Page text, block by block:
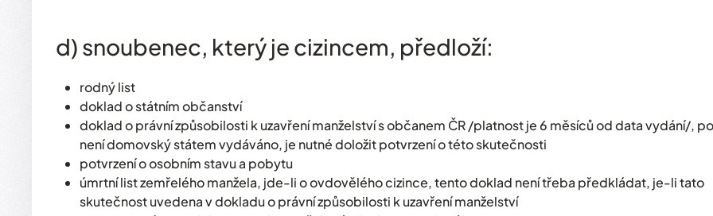
d) snoubenec, který je cizincem, předloží:
rodný list
doklad o státním občanství
doklad o právní způsobilosti k uzavření manželství s občanem ČR /platnost je 6 měsíců od data vydání/,
není domovský státem vydáváno, je nutné doložit potvrzení o této skutečnosti
potvrzení o osobním stavu a pobytu
úmrtní list zemřelého manžela, jde-li o ovdovělého cizince, tento doklad není třeba předkládat, je-li tato
skutečnost uvedena v dokladu o právní způsobilosti k uzavření manželství